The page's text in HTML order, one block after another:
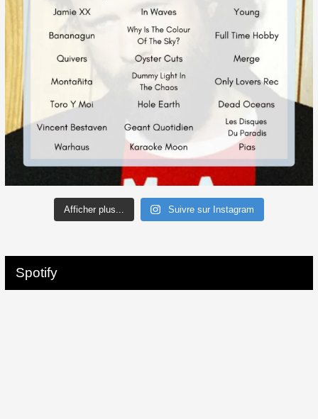
Afficher plus... Suivre sur Instagram
Spotify